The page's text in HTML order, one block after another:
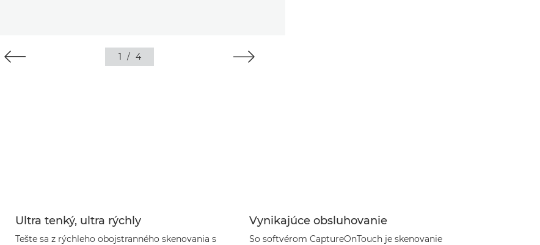
1 / 4
Ultra tenký, ultra rýchly
Tešte sa z rýchleho obojstranného skenovania s
Vynikajúce obsluhovanie
So softvérom CaptureOnTouch je skenovanie